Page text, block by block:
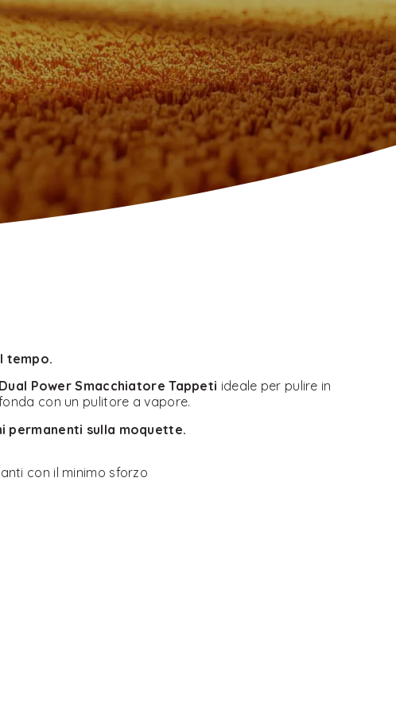
tempo.
Dual Power Smacchiatore Tappeti ideale per pulire in
con un pulitore a vapore.
permanenti sulla moquette.
con il minimo sforzo